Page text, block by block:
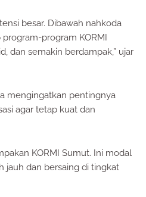
besar. Dibawah nahkoda
program KORMI
dan semakin berdampak,” ujar
mengingatkan pentingnya
agar tetap kuat dan
KORMI Sumut. Ini modal
jauh dan bersaing di tingkat